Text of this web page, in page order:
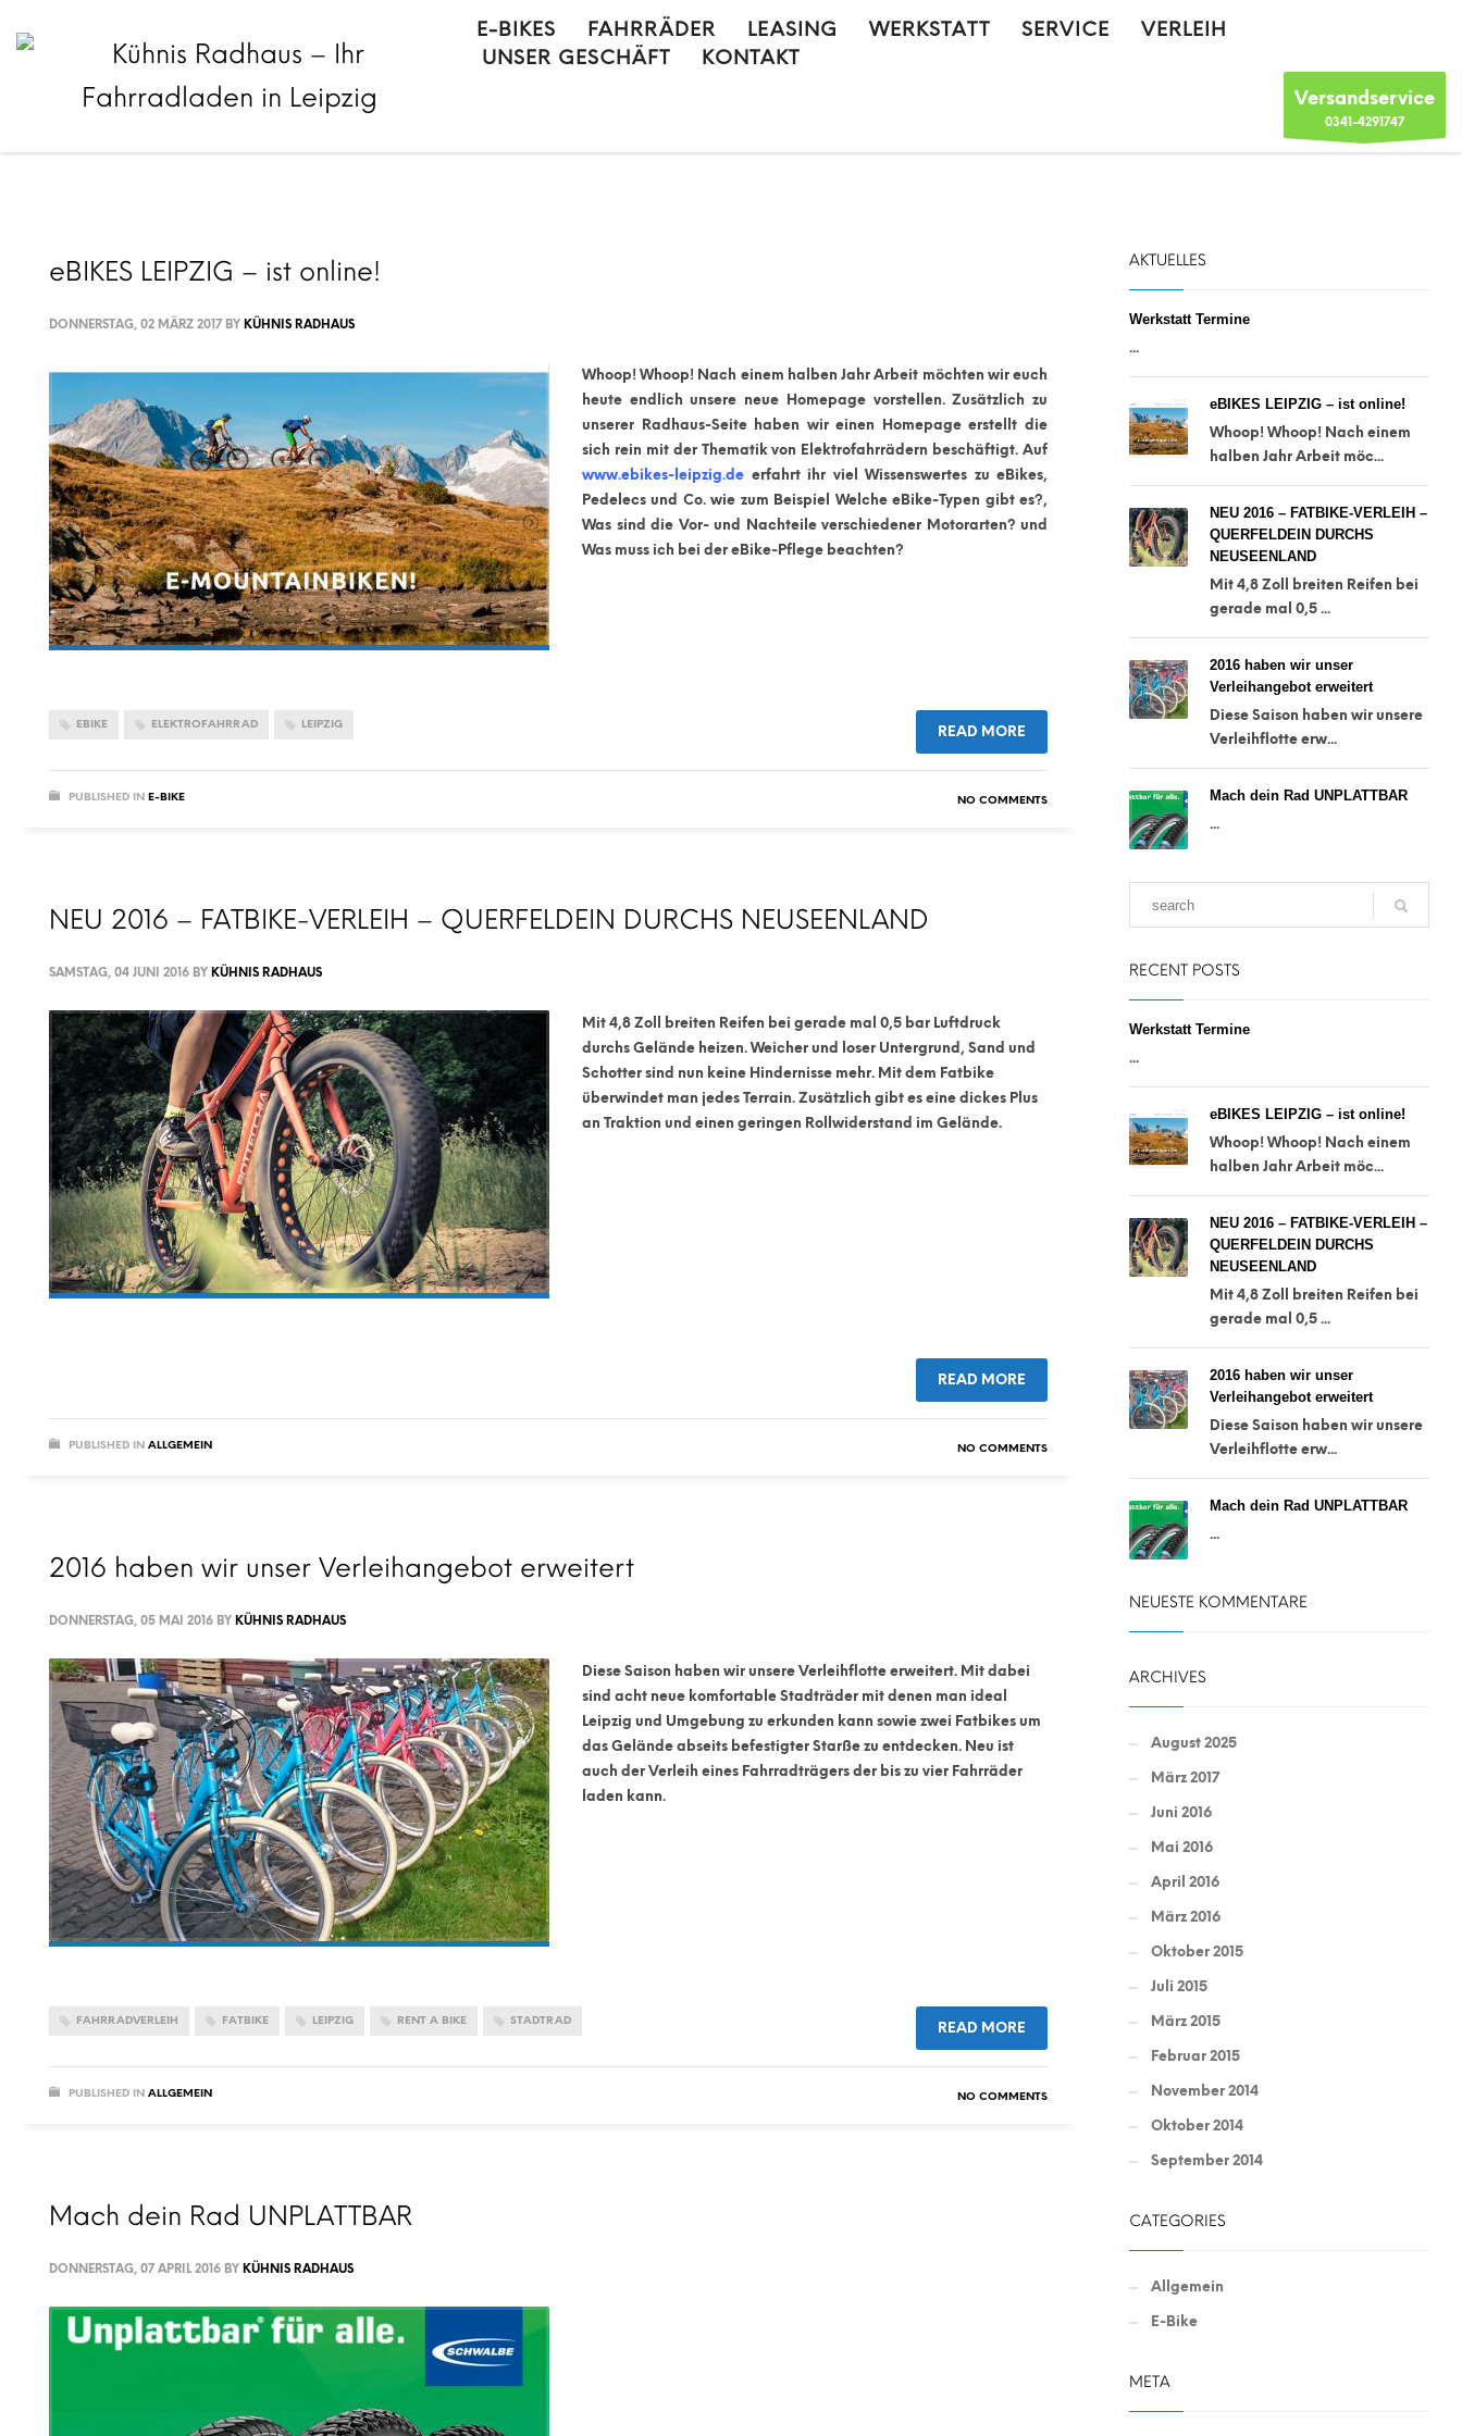
E-BIKES FAHRRÄDER LEASING WERKSTATT SERVICE
VERLEIH
UNSER GESCHÄFT
KONTAKT
Versandservice
0341-4291747
eBIKES LEIPZIG – ist online!
DONNERSTAG, 02 MÄRZ 2017 BY KÜHNIS RADHAUS
Whoop! Whoop! Nach einem halben Jahr Arbeit möchten wir euch
heute endlich unsere neue Homepage vorstellen. Zusätzlich zu
unserer Radhaus-Seite haben wir einen Homepage erstellt die
sich rein mit der Thematik von Elektrofahrrädern beschäftigt. Auf
www.ebikes-leipzig.de erfahrt ihr viel Wissenswertes zu eBikes,
Pedelecs und Co. wie zum Beispiel Welche eBike-Typen gibt es?,
Was sind die Vor- und Nachteile verschiedener Motorarten? und
Was muss ich bei der eBike-Pflege beachten?
EBIKE ELEKTROFAHRRAD LEIPZIG READ MORE
PUBLISHED IN E-BIKE NO COMMENTS
NEU 2016 – FATBIKE-VERLEIH – QUERFELDEIN DURCHS NEUSEENLAND
SAMSTAG, 04 JUNI 2016 BY KÜHNIS RADHAUS
Mit 4,8 Zoll breiten Reifen bei gerade mal 0,5 bar Luftdruck
durchs Gelände heizen. Weicher und loser Untergrund, Sand und
Schotter sind nun keine Hindernisse mehr. Mit dem Fatbike
überwindet man jedes Terrain. Zusätzlich gibt es eine dickes Plus
an Traktion und einen geringen Rollwiderstand im Gelände.
READ MORE
PUBLISHED IN ALLGEMEIN NO COMMENTS
2016 haben wir unser Verleihangebot erweitert
DONNERSTAG, 05 MAI 2016 BY KÜHNIS RADHAUS
Diese Saison haben wir unsere Verleihflotte erweitert. Mit dabei
sind acht neue komfortable Stadträder mit denen man ideal
Leipzig und Umgebung zu erkunden kann sowie zwei Fatbikes um
das Gelände abseits befestigter Starße zu entdecken. Neu ist
auch der Verleih eines Fahrradträgers der bis zu vier Fahrräder
laden kann.
FAHRRADVERLEIH FATBIKE LEIPZIG RENT A BIKE STADTRAD READ MORE
PUBLISHED IN ALLGEMEIN NO COMMENTS
Mach dein Rad UNPLATTBAR
DONNERSTAG, 07 APRIL 2016 BY KÜHNIS RADHAUS
AKTUELLES
Werkstatt Termine
...
eBIKES LEIPZIG – ist online!
Whoop! Whoop! Nach einem
halben Jahr Arbeit möc...
NEU 2016 – FATBIKE-VERLEIH –
QUERFELDEIN DURCHS
NEUSEENLAND
Mit 4,8 Zoll breiten Reifen bei
gerade mal 0,5 ...
2016 haben wir unser
Verleihangebot erweitert
Diese Saison haben wir unsere
Verleihflotte erw...
Mach dein Rad UNPLATTBAR
...
RECENT POSTS
Werkstatt Termine
...
eBIKES LEIPZIG – ist online!
Whoop! Whoop! Nach einem
halben Jahr Arbeit möc...
NEU 2016 – FATBIKE-VERLEIH –
QUERFELDEIN DURCHS
NEUSEENLAND
Mit 4,8 Zoll breiten Reifen bei
gerade mal 0,5 ...
2016 haben wir unser
Verleihangebot erweitert
Diese Saison haben wir unsere
Verleihflotte erw...
Mach dein Rad UNPLATTBAR
...
NEUESTE KOMMENTARE
ARCHIVES
August 2025
März 2017
Juni 2016
Mai 2016
April 2016
März 2016
Oktober 2015
Juli 2015
März 2015
Februar 2015
November 2014
Oktober 2014
September 2014
CATEGORIES
Allgemein
E-Bike
META